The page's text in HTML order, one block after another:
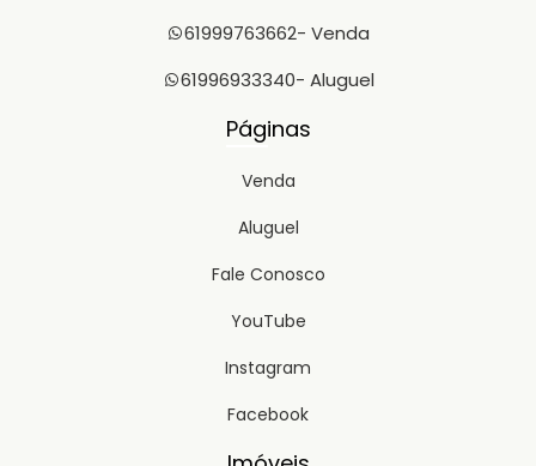
61999763662- Venda
61996933340- Aluguel
Páginas
Venda
Aluguel
Fale Conosco
YouTube
Instagram
Facebook